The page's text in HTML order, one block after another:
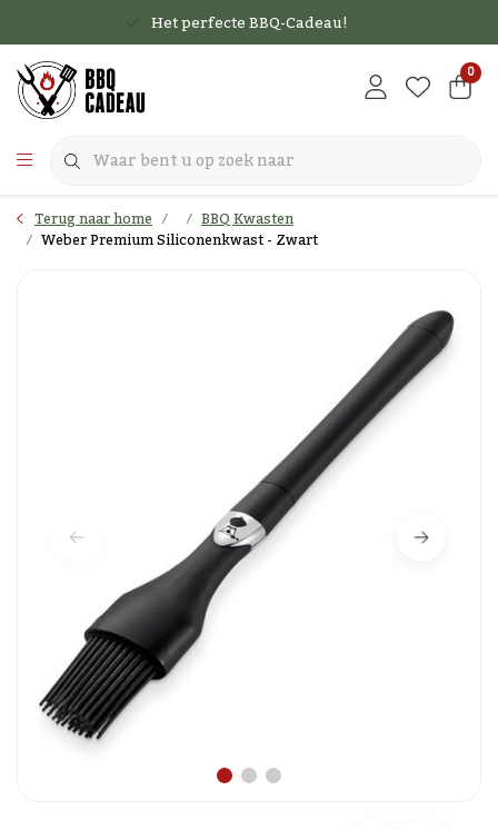
Het perfecte BBQ-Cadeau!
0
Terug naar home BBQ Kwasten
Weber Premium Siliconenkwast - Zwart